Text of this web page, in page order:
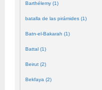
Barthélemy (1)
batalla de las pirámides (1)
Batn-el-Bakarah (1)
Battal (1)
Beirut (2)
Bekfaya (2)